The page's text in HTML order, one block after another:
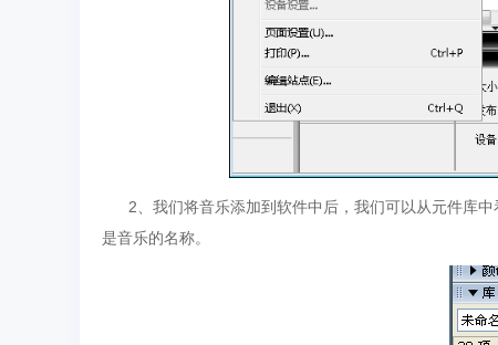
2、我们将音乐添加到软件中后，我们可以从元件库中
是音乐的名称。